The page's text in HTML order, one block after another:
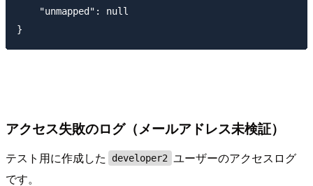
    "unmapped": null
アクセス失敗のログ（メールアドレス未検証）
テスト用に作成した developer2 ユーザーのアクセスログ
です。